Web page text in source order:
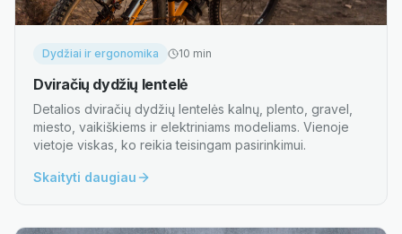
Dydžiai ir ergonomika 10 min
Dviračių dydžių lentelė
Detalios dviračių dydžių lentelės kalnų, plento, gravel,
miesto, vaikiškiems ir elektriniams modeliams. Vienoje
vietoje viskas, ko reikia teisingam pasirinkimui.
Skaityti daugiau